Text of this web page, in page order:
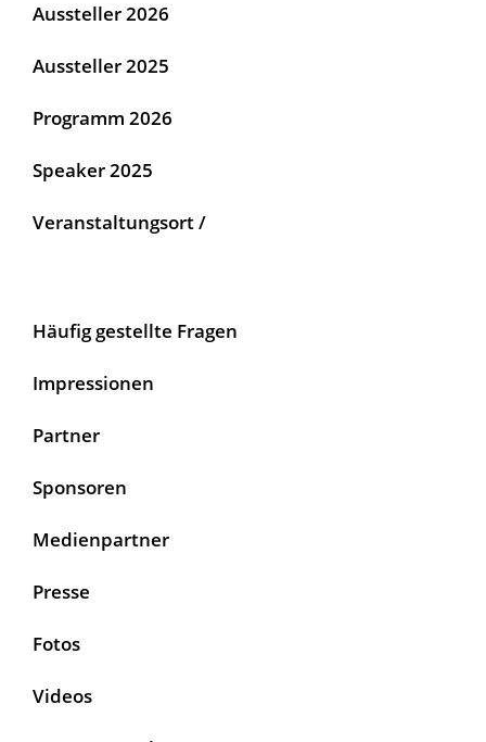
Aussteller 2026
Aussteller 2025
Programm 2026
Speaker 2025
Veranstaltungsort /
Häufig gestellte Fragen
Impressionen
Partner
Sponsoren
Medienpartner
Presse
Fotos
Videos